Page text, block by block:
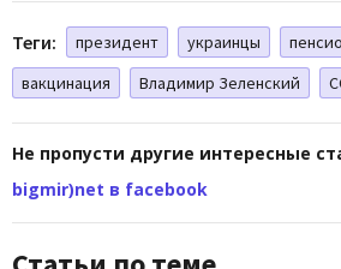
Теги: президент украинцы
вакцинация
Владимир Зеленский
Не пропусти другие интересные
bigmir)net в facebook